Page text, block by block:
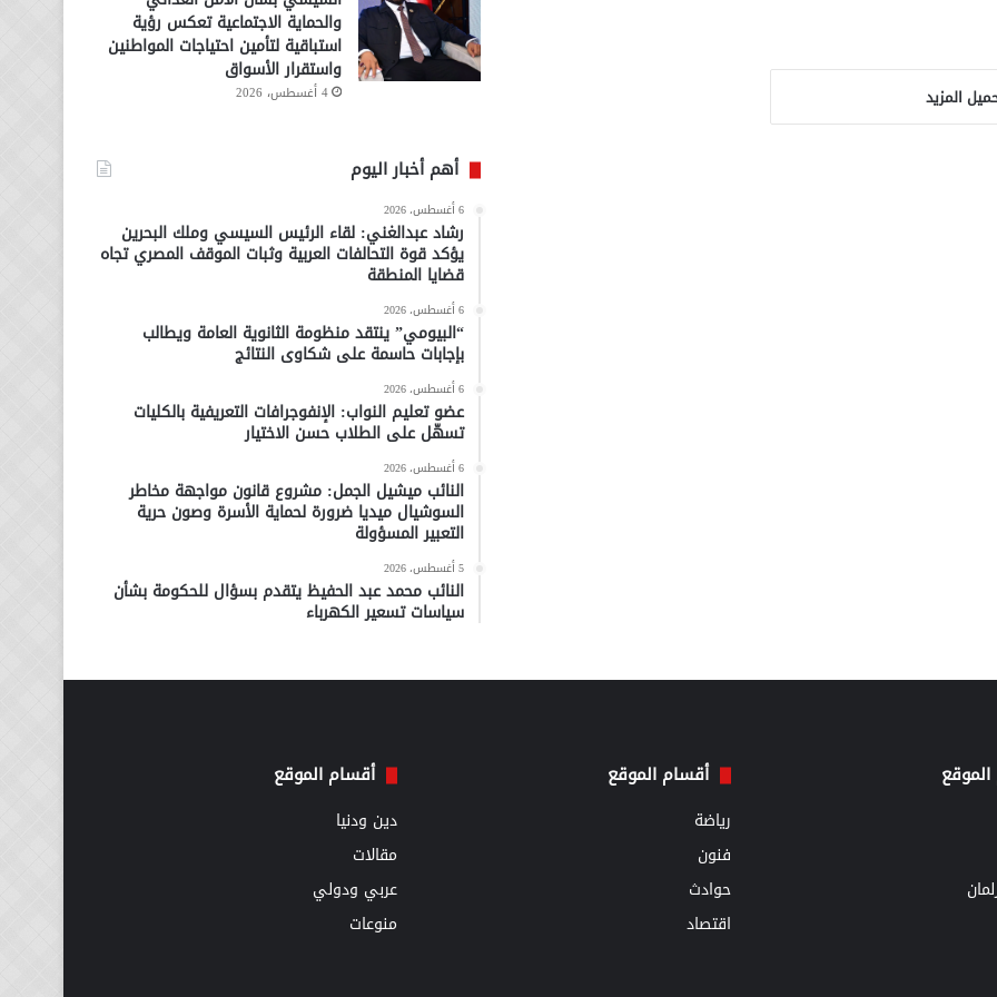
المزيد
والحماية الاجتماعية تعكس رؤية
استباقية لتأمين احتياجات المواطنين
واستقرار الأسواق
4 أغسطس، 2026
أهم أخبار اليوم
6 أغسطس، 2026
رشاد عبدالغني: لقاء الرئيس السيسي وملك البحرين
يؤكد قوة التحالفات العربية وثبات الموقف المصري تجاه
قضايا المنطقة
6 أغسطس، 2026
“البيومي” ينتقد منظومة الثانوية العامة ويطالب
بإجابات حاسمة على شكاوى النتائج
6 أغسطس، 2026
عضو تعليم النواب: الإنفوجرافات التعريفية بالكليات
تسهّل على الطلاب حسن الاختيار
6 أغسطس، 2026
النائب ميشيل الجمل: مشروع قانون مواجهة مخاطر
السوشيال ميديا ضرورة لحماية الأسرة وصون حرية
التعبير المسؤولة
5 أغسطس، 2026
النائب محمد عبد الحفيظ يتقدم بسؤال للحكومة بشأن
سياسات تسعير الكهرباء
أقسام الموقع
رياضة
فنون
حوادث
اقتصاد
أقسام الموقع
دين ودنيا
مقالات
عربي ودولي
منوعات